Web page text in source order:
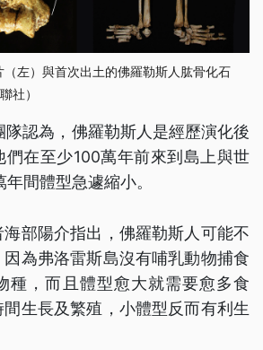
左）與首次出土的佛羅勒斯人肱骨化石
社）
隊認為，佛羅勒斯人是經歷演化後
們在至少100萬年前來到島上與世
間體型急遽縮小。
部陽介指出，佛羅勒斯人可能不
為弗洛雷斯島沒有哺乳動物捕食
種，而且體型愈大就需要愈多食
生長及繁殖，小體型反而有利生